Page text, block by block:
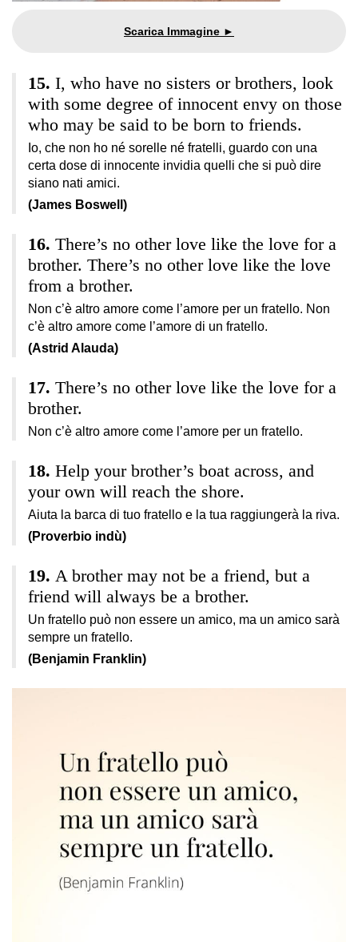
I, who have no sisters or brothers, look
with some degree of innocent envy on those
who may be said to be born to friends.
Io, che non ho né sorelle né fratelli, guardo con una
certa dose di innocente invidia quelli che si può dire
siano nati amici.
(James Boswell)
There’s no other love like the love for a
brother. There’s no other love like the love
from a brother.
Non c’è altro amore come l’amore per un fratello. Non
c’è altro amore come l’amore di un fratello.
(Astrid Alauda)
There’s no other love like the love for a
brother.
Non c’è altro amore come l’amore per un fratello.
Help your brother’s boat across, and
your own will reach the shore.
Aiuta la barca di tuo fratello e la tua raggiungerà la riva.
(Proverbio indù)
A brother may not be a friend, but a
friend will always be a brother.
Un fratello può non essere un amico, ma un amico sarà
sempre un fratello.
(Benjamin Franklin)